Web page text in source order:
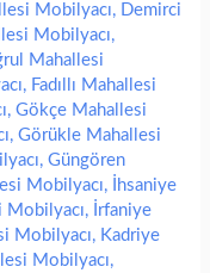
Mobilyacı, Demirci
Mobilyacı,
Mahallesi
, Fadıllı Mahallesi
,Gökçe Mahallesi
,Görükle Mahallesi
,Güngören
Mobilyacı,
İhsaniye
Mobilyacı, İrfaniye
Mobilyacı, Kadriye
Mobilyacı,